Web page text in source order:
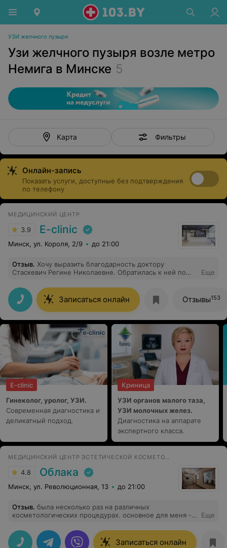
УЗИ желчного пузыря
Узи желчного пузыря возле метро
Немига в Минске 5
Карта Фильтры
Онлайн-запись
Показать услуги, доступные без подтверждения
по телефону
МЕДИЦИНСКИЙ ЦЕНТР
3.9 E-clinic
Минск, ул. Короля, 2/9 до 21:00
Отзыв. Хочу выразить благодарность доктору
Стаскевич Регине Николаевне. Обратилась к ней по
всех ожиданий. Милейшего и приятного доктора я ещё
не встречала. Очень мягкая и деликатная. На
протяжении всего времени доктор постоянно
спрашивала как мое самочувствие. Общение было
приятное и без напряга. Доктор дала подробные
рекомендации по уходу за ранками. Приятно видеть,
что человек действительно любит свою работу и
делает ее с душой.
Еще
Записаться онлайн Отзывы153
E-clinic
Гинеколог, уролог, УЗИ.
Современная диагностика и
деликатный подход.
Криница
УЗИ органов малого таза,
УЗИ молочных желез.
Диагностика на аппарате
экспертного класса.
МЕДИЦИНСКИЙ ЦЕНТР ЭСТЕТИЧЕСКОЙ КОСМЕТОЛОГИИ И ГИНЕКОЛОГИИ
4.8 Облака
Минск, ул. Революционная, 13 до 21:00
Отзыв. была несколько раз на различных
косметологических процедурах. основное для меня -
протоколов, наличие сертифицированных препаратов.
врач всегда предупреждает о возможных реакциях
Еще
Записаться онлайн